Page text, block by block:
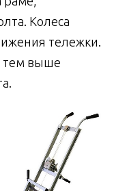
Колеса
тележки.
тем выше